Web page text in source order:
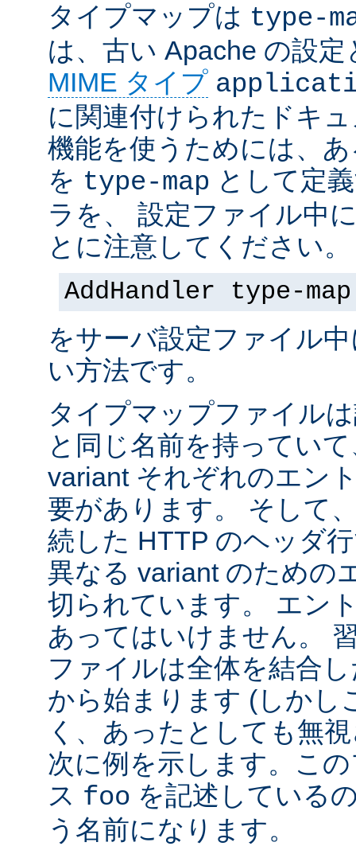
タイプマップは type-
は、古い Apache の設
MIME タイプ
に関連付けられたドキ
機能を使うためには、
を type-map として定
ラを、 設定ファイル中
とに注意してください
AddHandler type-
をサーバ設定ファイル
い方法です。
タイプマップファイル
と同じ名前を持ってい
variant それぞれのエン
要があります。 そして
続した HTTP のヘッダ
異なる variant のための
切られています。 エン
あってはいけません。
ファイルは全体を結合
から始まります (しかし
く、あったとしても無
次に例を示します。こ
ス foo を記述している
う名前になります。